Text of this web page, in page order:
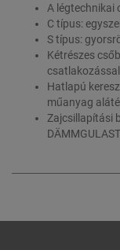
A légtechnikai
C típus:
S típus:
Kétrészes
Hatlapú
műanyag
Zajcsillapítási